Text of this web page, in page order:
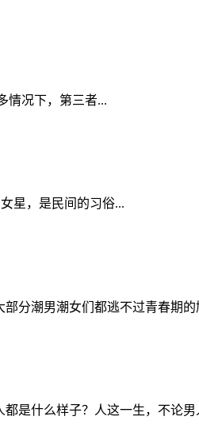
情况下，第三者...
星，是民间的习俗...
分潮男潮女们都逃不过青春期
是什么样子？人这一生，不论